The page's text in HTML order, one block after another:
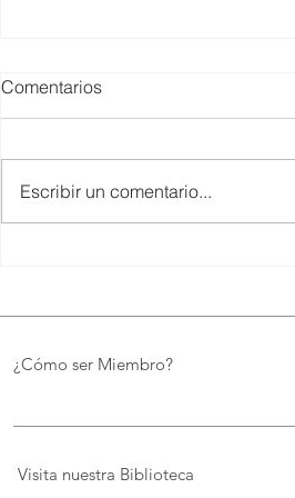
Biblioteca de FUNDACIÓN
preserva el patrimonio y
Comentarios
Escribir un comentario...
¿Cómo ser Miembro?
Visita nuestra Biblioteca